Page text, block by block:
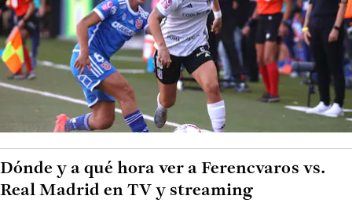
Dónde y a qué hora ver a Ferencvaros vs.
Real Madrid en TV y streaming